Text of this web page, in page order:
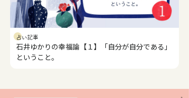
占い記事
石井ゆかりの幸福論【１】「自分が自分である」
ということ。